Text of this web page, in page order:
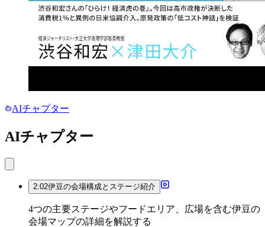
AIチャプター
AIチャプター
2:02伊豆の会場構成とステージ紹介
4つの主要ステージやフードエリア、広場を含む伊豆の
会場マップの詳細を解説する